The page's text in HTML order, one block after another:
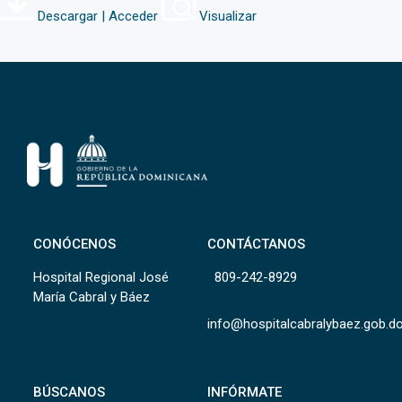
Descargar | Acceder Visualizar
CONÓCENOS
Hospital Regional José
María Cabral y Báez
CONTÁCTANOS
809-242-8929
BÚSCANOS INFÓRMATE